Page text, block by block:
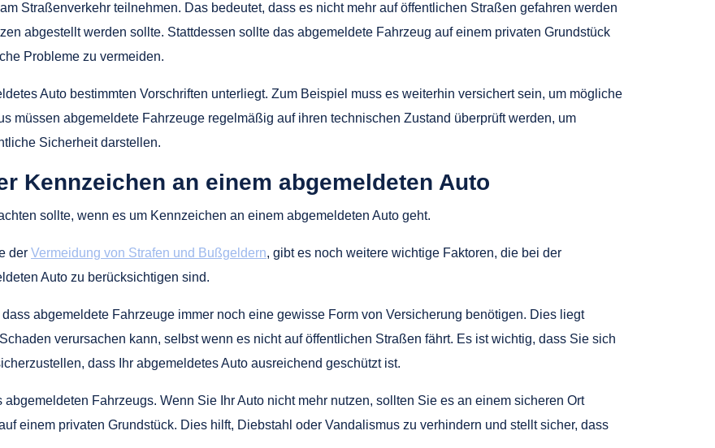
Straßenverkehr teilnehmen. Das bedeutet, dass es nicht mehr auf öffentlichen Straßen gefahren werden
abgestellt werden sollte. Stattdessen sollte das abgemeldete Fahrzeug auf einem privaten Grundstück
Probleme zu vermeiden.
Auto bestimmten Vorschriften unterliegt. Zum Beispiel muss es weiterhin versichert sein, um mögliche
müssen abgemeldete Fahrzeuge regelmäßig auf ihren technischen Zustand überprüft werden, um
Sicherheit darstellen.
Kennzeichen an einem abgemeldeten Auto
sollte, wenn es um Kennzeichen an einem abgemeldeten Auto geht.
der Vermeidung von Strafen und Bußgeldern, gibt es noch weitere wichtige Faktoren, die bei der
Auto zu berücksichtigen sind.
abgemeldete Fahrzeuge immer noch eine gewisse Form von Versicherung benötigen. Dies liegt
verursachen kann, selbst wenn es nicht auf öffentlichen Straßen fährt. Es ist wichtig, dass Sie sich
dass Ihr abgemeldetes Auto ausreichend geschützt ist.
Fahrzeugs. Wenn Sie Ihr Auto nicht mehr nutzen, sollten Sie es an einem sicheren Ort
einem privaten Grundstück. Dies hilft, Diebstahl oder Vandalismus zu verhindern und stellt sicher, dass